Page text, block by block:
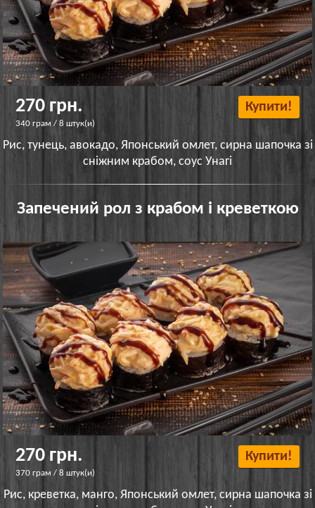
270 грн.
340 грам / 8 штук(и)
Купити!
Рис, тунець, авокадо, Японський омлет, сирна шапочка зі
сніжним крабом, соус Унагі
Запечений рол з крабом і креветкою
270 грн.
370 грам / 8 штук(и)
Купити!
Рис, креветка, манго, Японський омлет, сирна шапочка зі